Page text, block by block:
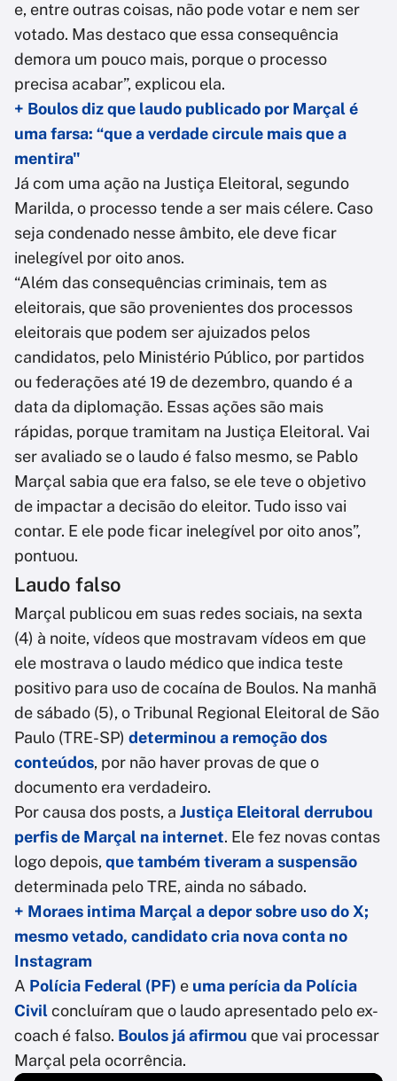
e, entre outras coisas, não pode votar e nem ser
votado. Mas destaco que essa consequência
demora um pouco mais, porque o processo
precisa acabar”, explicou ela.
+ Boulos diz que laudo publicado por Marçal é
uma farsa: “que a verdade circule mais que a
mentira"
Já com uma ação na Justiça Eleitoral, segundo
Marilda, o processo tende a ser mais célere. Caso
seja condenado nesse âmbito, ele deve ficar
inelegível por oito anos.
“Além das consequências criminais, tem as
eleitorais, que são provenientes dos processos
eleitorais que podem ser ajuizados pelos
candidatos, pelo Ministério Público, por partidos
ou federações até 19 de dezembro, quando é a
data da diplomação. Essas ações são mais
rápidas, porque tramitam na Justiça Eleitoral. Vai
ser avaliado se o laudo é falso mesmo, se Pablo
Marçal sabia que era falso, se ele teve o objetivo
de impactar a decisão do eleitor. Tudo isso vai
contar. E ele pode ficar inelegível por oito anos”,
pontuou.
Laudo falso
Marçal publicou em suas redes sociais, na sexta
(4) à noite, vídeos que mostravam vídeos em que
ele mostrava o laudo médico que indica teste
positivo para uso de cocaína de Boulos. Na manhã
de sábado (5), o Tribunal Regional Eleitoral de São
Paulo (TRE-SP) determinou a remoção dos
conteúdos, por não haver provas de que o
documento era verdadeiro.
Por causa dos posts, a Justiça Eleitoral derrubou
perfis de Marçal na internet. Ele fez novas contas
logo depois, que também tiveram a suspensão
determinada pelo TRE, ainda no sábado.
+ Moraes intima Marçal a depor sobre uso do X;
mesmo vetado, candidato cria nova conta no
Instagram
A Polícia Federal (PF) e uma perícia da Polícia
Civilconcluíram que o laudo apresentado pelo ex-
coach é falso. Boulos já afirmou que vai processar
Marçal pela ocorrência.